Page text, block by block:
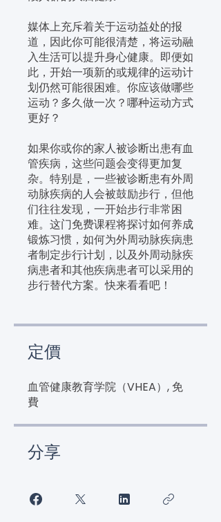
媒体上充斥着关于运动益处的报
道，因此你可能很清楚，将运动融
入生活可以提升身心健康。即便如
此，开始一项新的或规律的运动计
划仍然可能很困难。你应该做哪些
运动？多久做一次？哪种运动方式
更好？
如果你或你的家人被诊断出患有血
管疾病，这些问题会变得更加复
杂。特别是，一些被诊断患有外周
动脉疾病的人会被鼓励步行，但他
们往往发现，一开始步行非常困
难。这门免费课程将探讨如何养成
锻炼习惯，如何为外周动脉疾病患
者制定步行计划，以及外周动脉疾
病患者和其他疾病患者可以采用的
步行替代方案。快来看看吧！
定價
血管健康教育学院（VHEA）, 免
費
分享